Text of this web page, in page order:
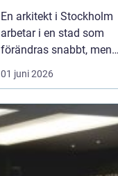
i huvudstaden
En arkitekt i Stockholm
arbetar i en stad som
förändras snabbt, men
också präglas av starka
historiska lager. Det gör
spännande. När en
privatperson,
fastighetsägare eller
01 juni 2026